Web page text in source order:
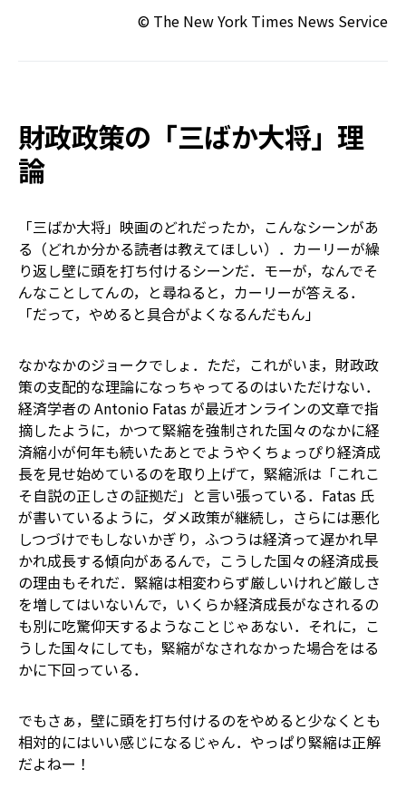
© The New York Times News Service
財政政策の「三ばか大将」理
論
「三ばか大将」映画のどれだったか，こんなシーンがあ
る（どれか分かる読者は教えてほしい）．カーリーが繰
り返し壁に頭を打ち付けるシーンだ．モーが，なんでそ
んなことしてんの，と尋ねると，カーリーが答える．
「だって，やめると具合がよくなるんだもん」
なかなかのジョークでしょ．ただ，これがいま，財政政
策の支配的な理論になっちゃってるのはいただけない．
経済学者の Antonio Fatas が最近オンラインの文章で指
摘したように，かつて緊縮を強制された国々のなかに――経
済縮小が何年も続いたあとで――ようやくちょっぴり経済成
長を見せ始めているのを取り上げて，緊縮派は「これこ
そ自説の正しさの証拠だ」と言い張っている．Fatas 氏
が書いているように，ダメ政策が継続し，さらには悪化
しつづけでもしないかぎり，ふつうは経済って遅かれ早
かれ成長する傾向があるんで，こうした国々の経済成長
の理由もそれだ．緊縮は相変わらず厳しいけれど厳しさ
を増してはいないんで，いくらか経済成長がなされるの
も別に吃驚仰天するようなことじゃあない．それに，こ
うした国々にしても，緊縮がなされなかった場合をはる
かに下回っている．
でもさぁ，壁に頭を打ち付けるのをやめると少なくとも
相対的にはいい感じになるじゃん．やっぱり緊縮は正解
だよねー！